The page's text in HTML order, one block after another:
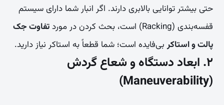
حتی بیشتر توانایی بالابری دارند. اگر انبار شما دارای سیستم
قفسه‌بندی (Racking) است، بحث کردن در مورد
تفاوت جک
پالت و استاکربی‌فایده است؛ شما قطعاً به استاکر نیاز دارید.
۲. ابعاد دستگاه و شعاع گردش
(Maneuverability)